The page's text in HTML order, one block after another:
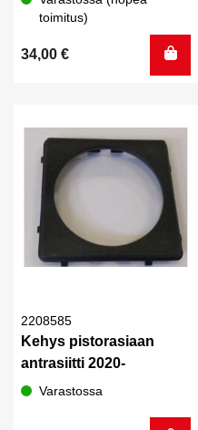
toimitus)
34,00 €
2208585
Kehys pistorasiaan
antrasiitti 2020-
Varastossa